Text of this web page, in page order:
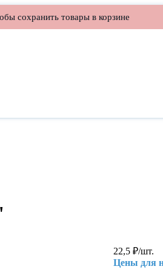
сохранить товары в корзине
22,5₽/шт.
Цены для